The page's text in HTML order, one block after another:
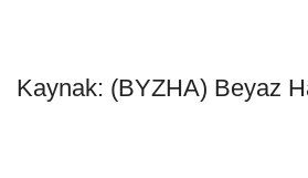
Kaynak: (BYZHA) Beyaz